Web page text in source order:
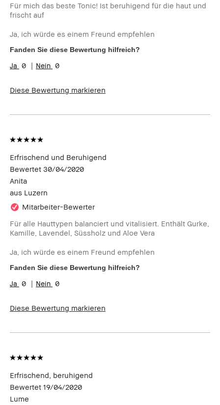
Für mich das beste Tonic! Ist beruhigend für die haut und
frischt auf
Ja, ich würde es einem Freund empfehlen
Fanden Sie diese Bewertung hilfreich?
0 0
Diese Bewertung markieren
Erfrischend und Beruhigend
Bewertet 30/04/2020
Anita
aus Luzern
Mitarbeiter-Bewerter
Für alle Hauttypen balanciert und vitalisiert. Enthält Gurke,
Kamille, Lavendel, Süssholz und Aloe Vera
Ja, ich würde es einem Freund empfehlen
Fanden Sie diese Bewertung hilfreich?
0 0
Diese Bewertung markieren
Erfrischend, beruhigend
Bewertet 19/04/2020
Lume